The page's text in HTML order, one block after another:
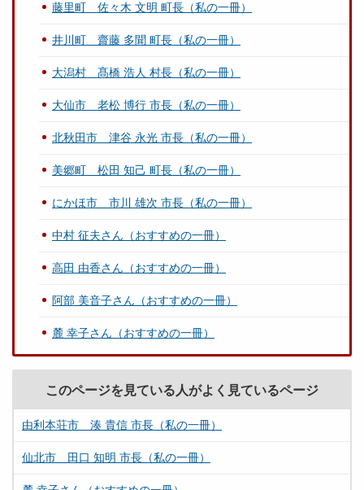
藤里町 佐々木 文明 町長（私の一冊）
井川町 齋藤 多聞 町長（私の一冊）
大潟村 髙橋 浩人 村長（私の一冊）
大仙市 老松 博行 市長（私の一冊）
北秋田市 津谷 永光 市長（私の一冊）
美郷町 松田 知己 町長（私の一冊）
にかほ市 市川 雄次 市長（私の一冊）
中村 征夫さん（おすすめの一冊）
高田 由香さん（おすすめの一冊）
阿部 美音子さん（おすすめの一冊）
麓 幸子さん（おすすめの一冊）
このページを見ている人がよく見ているページ
由利本荘市 湊 貴信 市長（私の一冊）
仙北市 田口 知明 市長（私の一冊）